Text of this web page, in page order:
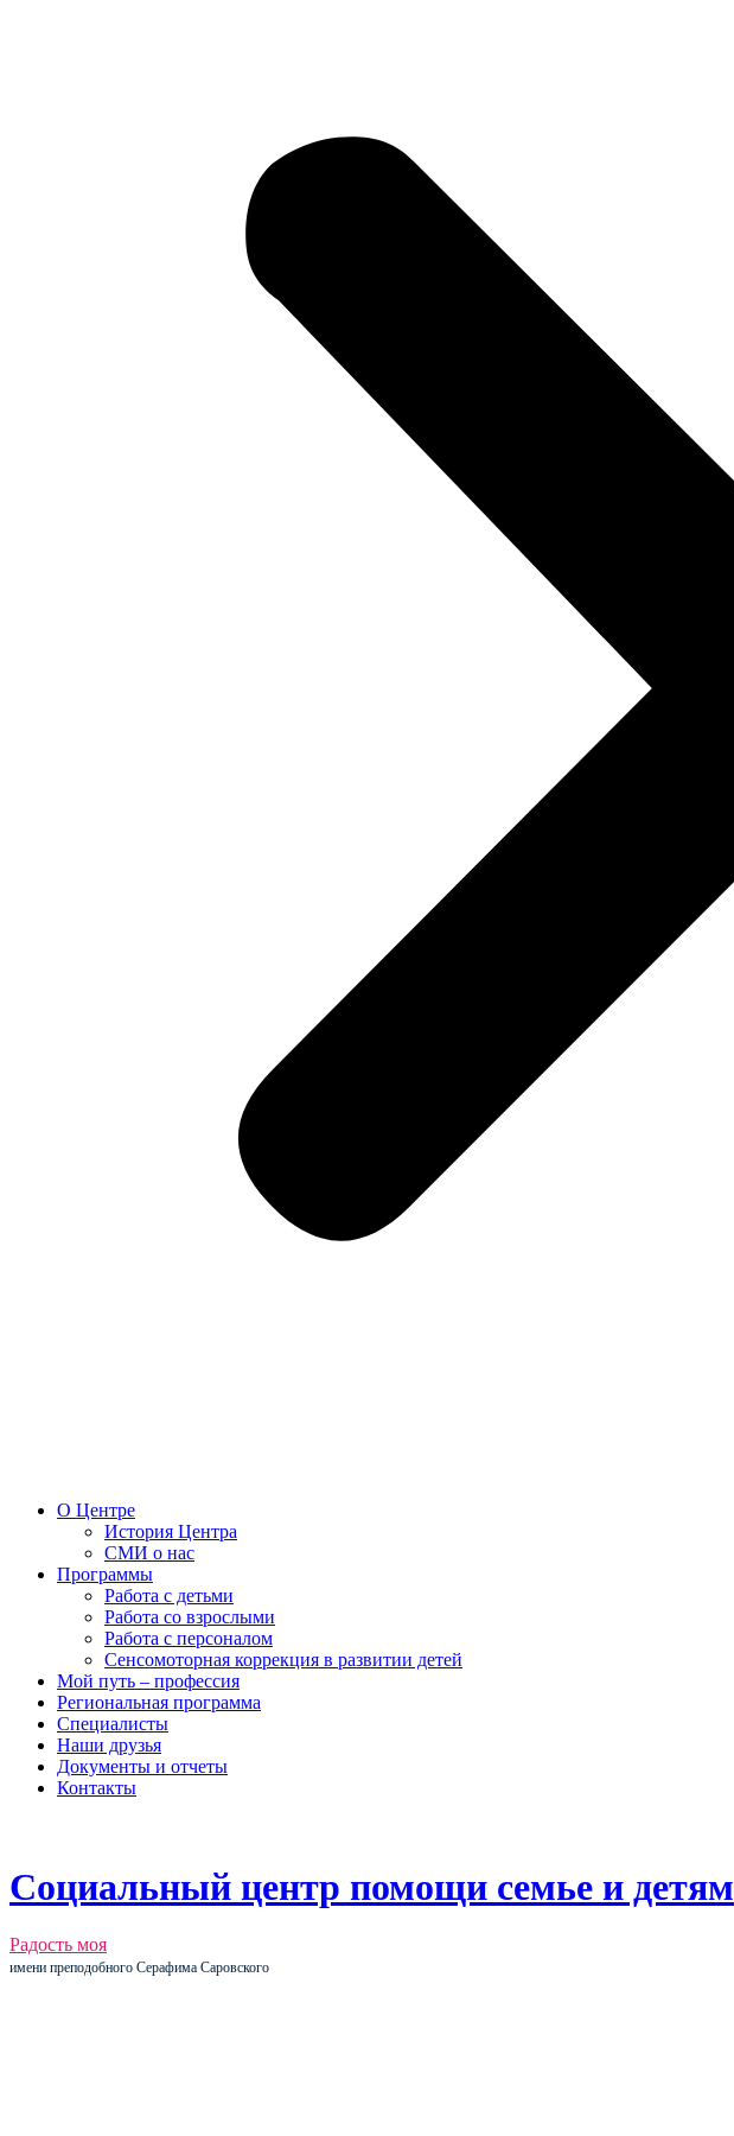
О Центре
История Центра
СМИ о нас
Программы
Работа с детьми
Работа со взрослыми
Работа с персоналом
Сенсомоторная коррекция в развитии детей
Мой путь – профессия
Региональная программа
Специалисты
Наши друзья
Документы и отчеты
Контакты
Социальный центр помощи семье и детям
Радость моя
имени преподобного Серафима Саровского